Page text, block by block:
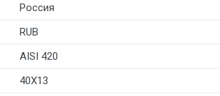
Россия
RUB
AISI 420
40Х13